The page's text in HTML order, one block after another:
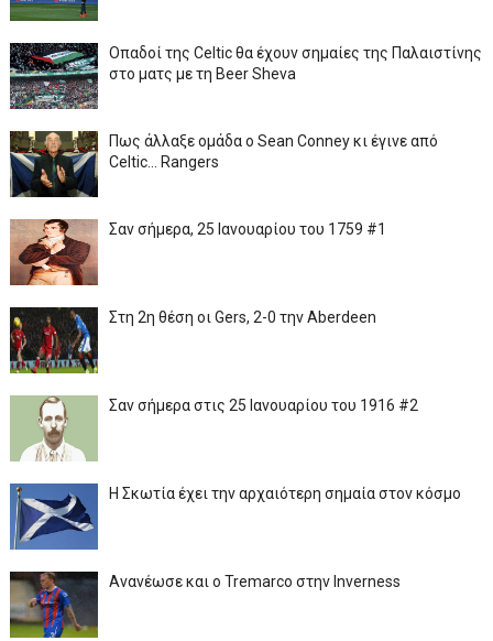
Οπαδοί της Celtic θα έχουν σημαίες της Παλαιστίνης
στο ματς με τη Beer Sheva
Πως άλλαξε ομάδα ο Sean Conney κι έγινε από
Celtic... Rangers
Σαν σήμερα, 25 Ιανουαρίου του 1759 #1
Στη 2η θέση οι Gers, 2-0 την Aberdeen
Σαν σήμερα στις 25 Ιανουαρίου του 1916 #2
Η Σκωτία έχει την αρχαιότερη σημαία στον κόσμο
Ανανέωσε και ο Tremarco στην Inverness